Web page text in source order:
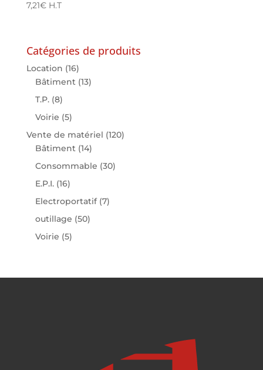
7,21€ H.T
Catégories de produits
Location (16)
Bâtiment (13)
T.P. (8)
Voirie (5)
Vente de matériel (120)
Bâtiment (14)
Consommable (30)
E.P.I. (16)
Electroportatif (7)
outillage (50)
Voirie (5)